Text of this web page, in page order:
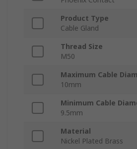
Product Type
Cable Gland
Thread Size
M50
Maximum Cable
10mm
Minimum Cable
9.5mm
Material
Nickel Plated Brass